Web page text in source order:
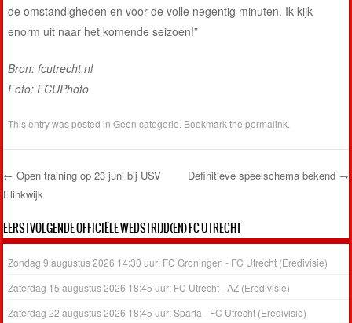
de omstandigheden en voor de volle negentig minuten. Ik kijk
enorm uit naar het komende seizoen!”
Bron: fcutrecht.nl
Foto: FCUPhoto
This entry was posted inGeen categorie . Bookmark thepermalink
Post navigation
← Open training op 23 juni bij USV
Elinkwijk
Definitieve speelschema bekend →
EERSTVOLGENDE OFFICIËLE WEDSTRIJD(EN) FC UTRECHT
Zondag 9 augustus 2026 14:30 uur: FC Groningen - FC Utrecht (Eredivisie)
Zaterdag 15 augustus 2026 18:45 uur: FC Utrecht - AZ (Eredivisie)
Zaterdag 22 augustus 2026 18:45 uur: Sparta - FC Utrecht (Eredivisie)